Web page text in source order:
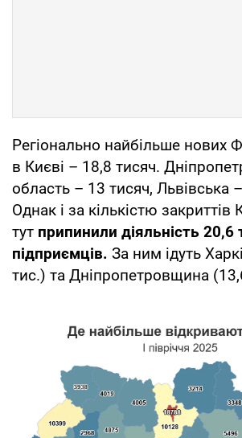
Регіонально найбільше нових
в Києві – 18,8 тисяч.
область – 13 тисяч, Львівська
Однак і за кількістю закриттів
тут припинили діяльність 20,6
підприємців. За ним ідуть
тис.) та Дніпропетровщина